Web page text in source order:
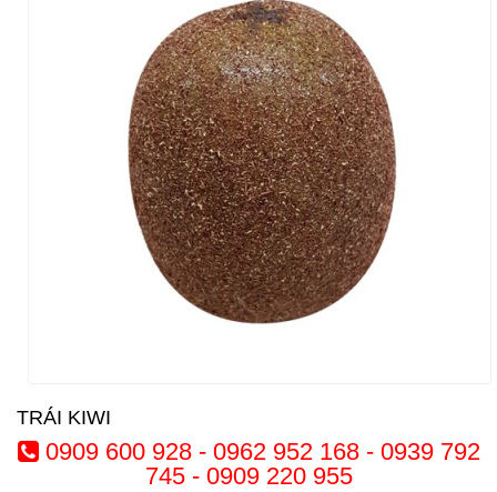
TRÁI KIWI
0909 600 928 - 0962 952 168 - 0939 792
745 - 0909 220 955